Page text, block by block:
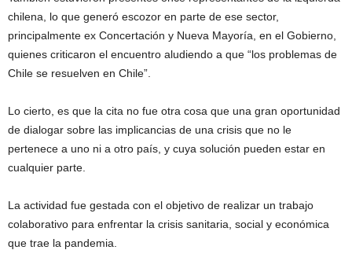
chilena, lo que generó escozor en parte de ese sector,
principalmente ex Concertación y Nueva Mayoría, en el Gobierno,
quienes criticaron el encuentro aludiendo a que “los problemas de
Chile se resuelven en Chile”.
Lo cierto, es que la cita no fue otra cosa que una gran oportunidad
de dialogar sobre las implicancias de una crisis que no le
pertenece a uno ni a otro país, y cuya solución pueden estar en
cualquier parte.
La actividad fue gestada con el objetivo de realizar un trabajo
colaborativo para enfrentar la crisis sanitaria, social y económica
que trae la pandemia.